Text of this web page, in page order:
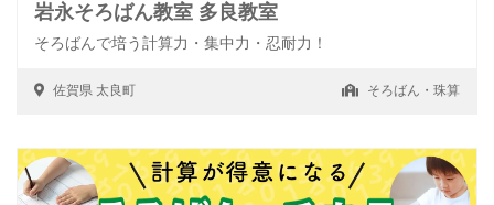
岩永そろばん教室 多良教室
そろばんで培う計算力・集中力・忍耐力！
佐賀県 太良町 そろばん・珠算